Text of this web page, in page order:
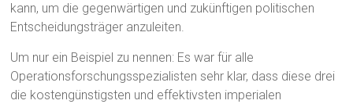
kann, um die gegenwärtigen und zukünftigen politischen
Entscheidungsträger anzuleiten.
Um nur ein Beispiel zu nennen: Es war für alle
Operationsforschungsspezialisten sehr klar, dass diese drei
die kostengünstigsten und effektivsten imperialen